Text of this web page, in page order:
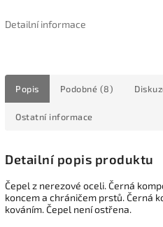
Detailní informace
Popis Podobné (8)
Ostatní informace
Detailní popis produktu
Čepel z nerezové oceli. Černá
koncem a chráničem prstů. Černá
kováním. Čepel není ostřena.